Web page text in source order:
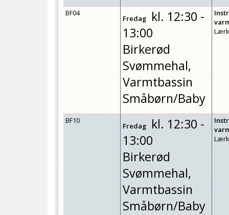
BF04
Fredag kl. 12:30 -
13:00
Birkerød
Svømmehal,
Varmtbassin
Småbørn/Baby
BF10
Fredag kl. 12:30 -
13:00
Birkerød
Svømmehal,
Varmtbassin
Småbørn/Baby